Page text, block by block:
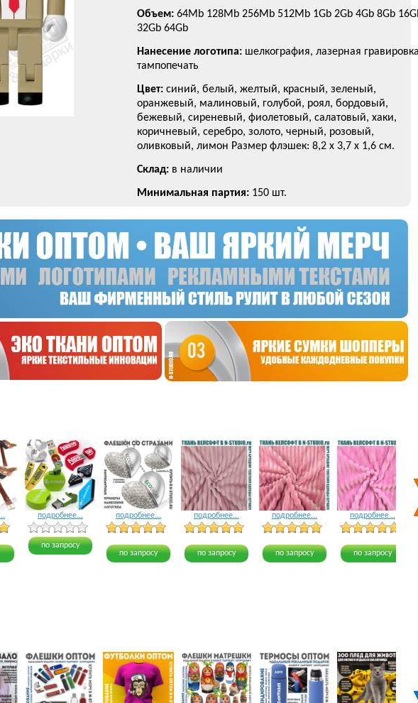
Объем: 64Mb 128Mb 256Mb 512Mb 1Gb 2Gb 4Gb 8Gb
32Gb 64Gb
Нанесение логотипа: шелкография, лазерная
тампопечать
Цвет: синий, белый, желтый, красный, зеленый,
оранжевый, малиновый, голубой, роял, бордовый,
бежевый, сиреневый, фиолетовый, салатовый, хаки,
коричневый, серебро, золото, черный, розовый,
оливковый, лимон Размер флэшек: 8,2 х 3,7 x 1,6 см.
Склад: в наличии
Минимальная партия: 150 шт.
4 голоса
подробнее...
по запросу
подробнее...
5 голосов
по запросу
подробнее...
12 голосов
по запросу
подробнее...
8 голосов
по запросу
подробнее...
по запросу